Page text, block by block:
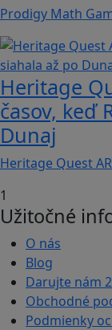
Prodigy Math
Heritage
časov, keď
Dunaj
Heritage Quest
1
Užitočné
O nás
Blog
Darujte nám
Obchodné
Podmienky